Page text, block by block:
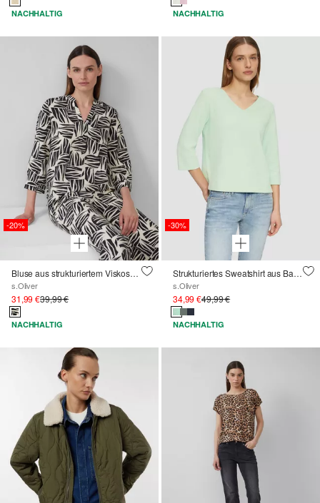
NACHHALTIG NACHHALTIG
-20%
Bluse aus strukturiertem Viskosemix mit All-over-Print
s.Oliver
31,99 €39,99 €
NACHHALTIG
-30%
Strukturiertes Sweatshirt aus Baumwollmix mit 3/4-Ärmeln
s.Oliver
34,99 €49,99 €
NACHHALTIG